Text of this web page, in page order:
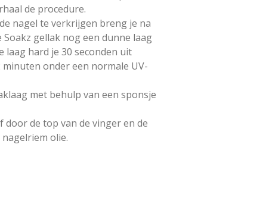
de procedure.
nagel te verkrijgen breng je na
gellak nog een dunne laag
laag hard je 30 seconden uit
onder een normale UV-
met behulp van een sponsje
door de top van de vinger en de
olie.